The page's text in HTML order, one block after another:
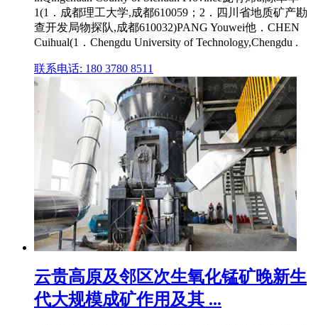
1(1．成都理工大学,成都610059；2．四川省地质矿产勘
查开发局物探队,成都610032)PANG Youwei他．CHEN
Cuihual(1．Chengdu University of Technology,Chengdu .
联系电话: 180 3780 8511
云贵高原及邻区次生氧化锰矿晚新生
代大规模成矿作用及其 ...